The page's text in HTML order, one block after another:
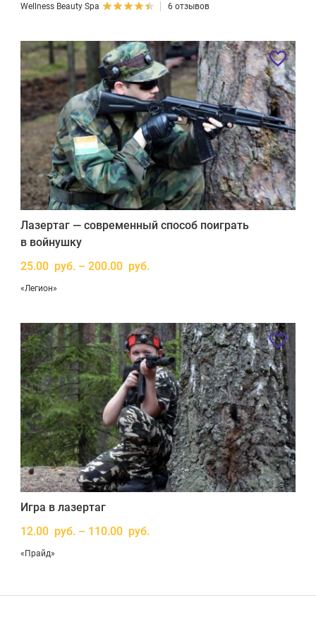
Wellness Beauty Spa 6 отзывов
Лазертаг — современный способ поиграть
в войнушку
25.00 руб. – 200.00 руб.
«Легион»
Игра в лазертаг
12.00 руб. – 110.00 руб.
«Прайд»